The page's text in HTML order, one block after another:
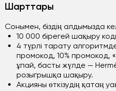
Шарттары
Сонымен, біздің алдымызда
10 000 бірегей шақыру
4 түрлі тарату
промокод, 10% промокод,
ұпай, басты жүлде —
розыгрышқа шақыру.
Акцияны өткізудің қатаң